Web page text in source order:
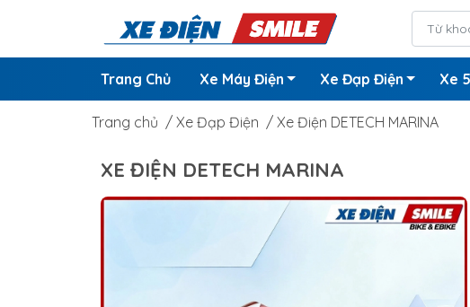
Trang Chủ Xe Máy Điện Xe Đạp Điện Xe
Trang chủ / Xe Đạp Điện / Xe Điện DETECH MARINA
XE ĐIỆN DETECH MARINA